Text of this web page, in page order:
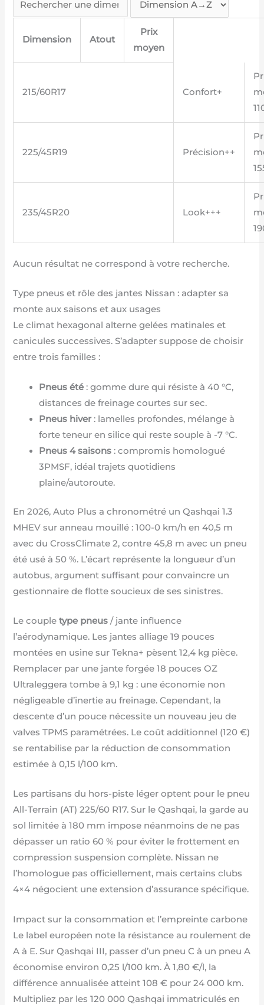
Dimension Atout
Prix
moyen
215/60R17 Confort+
225/45R19 Précision++
235/45R20 Look+++
Aucun résultat ne correspond à votre recherche.
Type pneus et rôle des jantes Nissan : adapter sa
monte aux saisons et aux usages
Le climat hexagonal alterne gelées matinales et
canicules successives. S’adapter suppose de choisir
entre trois familles :
Pneus été : gomme dure qui résiste à 40 °C,
distances de freinage courtes sur sec.
Pneus hiver: lamelles profondes, mélange à
forte teneur en silice qui reste souple à -7 °C.
Pneus 4 saisons : compromis homologué
3PMSF, idéal trajets quotidiens
plaine/autoroute.
En 2026, Auto Plus a chronométré un Qashqai 1.3
MHEV sur anneau mouillé : 100-0 km/h en 40,5 m
avec du CrossClimate 2, contre 45,8 m avec un pneu
été usé à 50 %. L’écart représente la longueur d’un
autobus, argument suffisant pour convaincre un
gestionnaire de flotte soucieux de ses sinistres.
Le coupletype pneus / jante influence
l’aérodynamique. Les jantes alliage 19 pouces
montées en usine sur Tekna+ pèsent 12,4 kg pièce.
Remplacer par une jante forgée 18 pouces OZ
Ultraleggera tombe à 9,1 kg : une économie non
négligeable d’inertie au freinage. Cependant, la
descente d’un pouce nécessite un nouveau jeu de
valves TPMS paramétrées. Le coût additionnel (120 €)
se rentabilise par la réduction de consommation
estimée à 0,15 l/100 km.
Les partisans du hors-piste léger optent pour le pneu
All-Terrain (AT) 225/60 R17. Sur le Qashqai, la garde au
sol limitée à 180 mm impose néanmoins de ne pas
dépasser un ratio 60 % pour éviter le frottement en
compression suspension complète. Nissan ne
l’homologue pas officiellement, mais certains clubs
4×4 négocient une extension d’assurance spécifique.
Impact sur la consommation et l’empreinte carbone
Le label européen note la résistance au roulement de
A à E. Sur Qashqai III, passer d’un pneu C à un pneu A
économise environ 0,25 l/100 km. À 1,80 €/l, la
différence annualisée atteint 108 € pour 24 000 km.
Multipliez par les 120 000 Qashqai immatriculés en